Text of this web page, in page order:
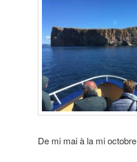
De mi mai à la mi octobre